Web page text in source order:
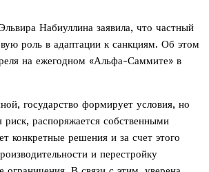
Набиуллина заявила, что частный
роль в адаптации к санкциям. Об этом
на ежегодном «Альфа-Саммите» в
государство формирует условия, но
риск, распоряжается собственными
конкретные решения и за счет этого
и перестройку